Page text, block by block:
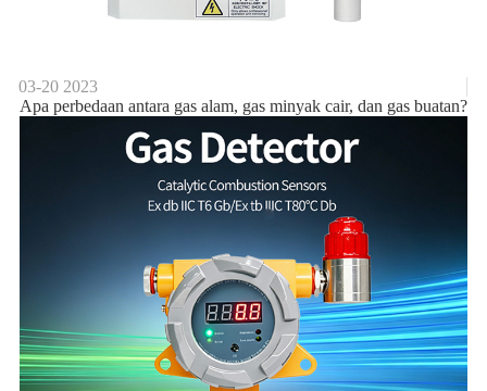
03-20 2023
Apa perbedaan antara gas alam, gas minyak cair, dan gas buatan?